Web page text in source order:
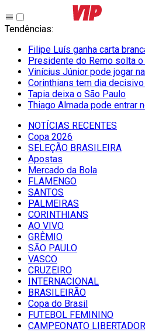
Tendências:
Filipe Luís ganha carta
Presidente do Remo solta o
Vinícius Júnior pode jogar na
Corinthians tem dia decisivo
Tapia deixa o São Paulo
Thiago Almada pode entrar
NOTÍCIAS RECENTES
Copa 2026
SELEÇÃO BRASILEIRA
Apostas
Mercado da Bola
FLAMENGO
SANTOS
PALMEIRAS
CORINTHIANS
AO VIVO
GRÊMIO
SĀO PAULO
VASCO
CRUZEIRO
INTERNACIONAL
BRASILEIRÃO
Copa do Brasil
FUTEBOL FEMININO
CAMPEONATO